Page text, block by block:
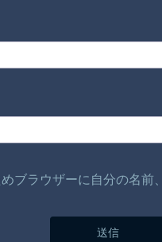
ブラウザーに自分の名